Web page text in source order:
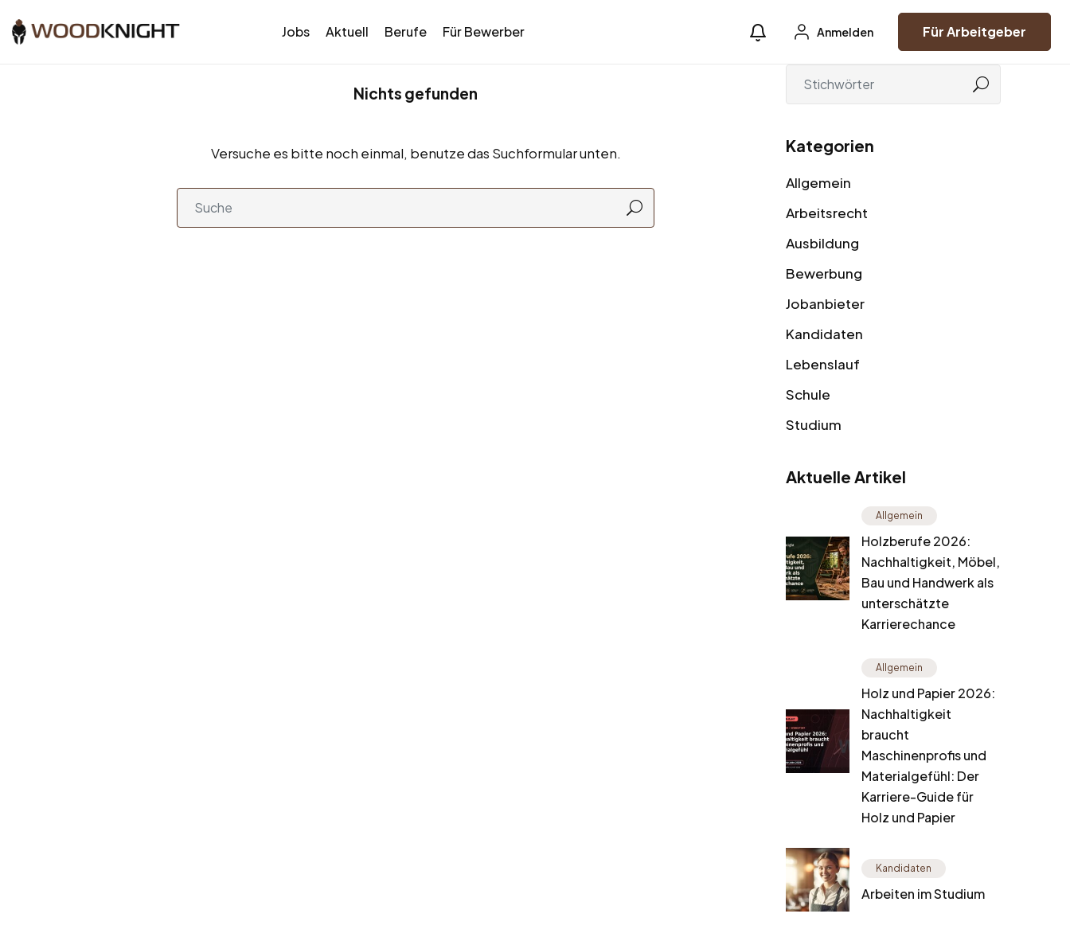
Jobs Aktuell Berufe Für Bewerber Anmelden Für Arbeitgeber
Nichts gefunden
Versuche es bitte noch einmal, benutze das Suchformular unten. Kategorien
Allgemein
Arbeitsrecht
Ausbildung
Bewerbung
Jobanbieter
Kandidaten
Lebenslauf
Schule
Studium
Aktuelle Artikel
Allgemein
Holzberufe 2026:
Nachhaltigkeit, Möbel,
Bau und Handwerk als
unterschätzte
Karrierechance
Allgemein
Holz und Papier 2026:
Nachhaltigkeit
braucht
Maschinenprofis und
Materialgefühl: Der
Karriere-Guide für
Holz und Papier
Kandidaten
Arbeiten im Studium